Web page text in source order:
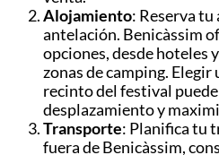
Alojamiento: Reserva
antelación. Benicàssim
opciones, desde hoteles
zonas de camping. Elegir
recinto del festival
desplazamiento y
Transporte: Planifica tu
fuera de Benicàssim,